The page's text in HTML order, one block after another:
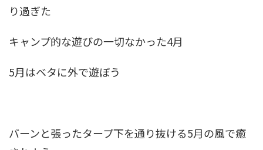
り過ぎた
キャンプ的な遊びの一切なかった4月
5月はベタに外で遊ぼう
バーンと張ったタープ下を通り抜ける5月の風で癒